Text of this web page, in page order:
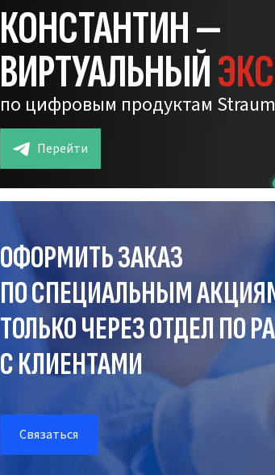
КОНСТАНТИН —
ВИРТУАЛЬНЫЙ
по цифровым продуктам
Перейти
ОФОРМИТЬ ЗАКАЗ
ПО СПЕЦИАЛЬНЫМ
ТОЛЬКО ЧЕРЕЗ ОТДЕЛПО
С КЛИЕНТАМИ
Связаться